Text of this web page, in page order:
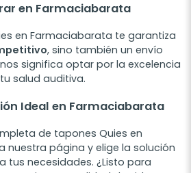
en Farmaciabarata
en Farmaciabarata te garantiza
, sino también un envío
significa optar por la excelencia
salud auditiva.
Ideal en Farmaciabarata
de tapones Quies en
nuestra página y elige la solución
tus necesidades. ¿Listo para